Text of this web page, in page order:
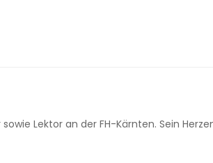
Lektor an der FH-Kärnten. Sein